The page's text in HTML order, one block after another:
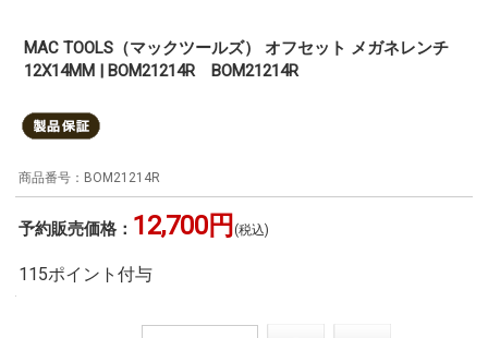
MAC TOOLS（マックツールズ） オフセット メガネレンチ
12X14MM | BOM21214R BOM21214R
BOM21214R
予約販売価格： 12,700円 (税込)
115ポイント付与